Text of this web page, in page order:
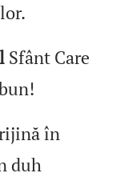
Sfânt Care
în
duh